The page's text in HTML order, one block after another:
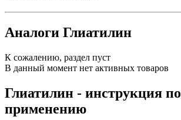
Аналоги Глиатилин
К сожалению, раздел пуст
В данный момент нет активных товаров
Глиатилин - инструкция по
применению